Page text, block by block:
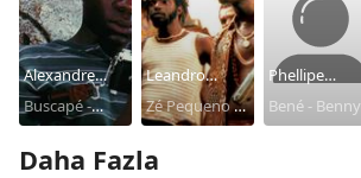
Alexandre
Rodrigues
Buscapé -
Leandro
Firmino
Zé Pequeno -
Phellipe
Haagensen
Bené - Benny
Daha Fazla